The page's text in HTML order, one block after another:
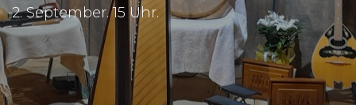
2. September. 15 Uhr.